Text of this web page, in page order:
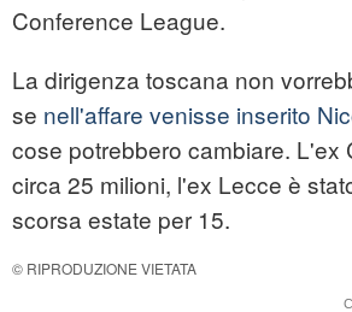
Conference League.
La dirigenza toscana non
se nell'affare venisse inserito
cose potrebbero cambiare. L'ex
circa 25 milioni, l'ex Lecce è
scorsa estate per 15.
© RIPRODUZIONE VIETATA